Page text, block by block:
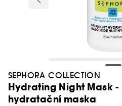
SEPHORA COLLECTION
Hydrating Night Mask -
hydratační maska